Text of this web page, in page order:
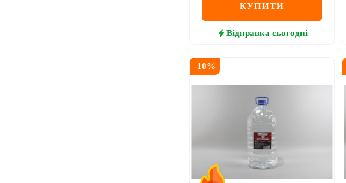
КУПИТИ
Відправка сьогодні
-10%